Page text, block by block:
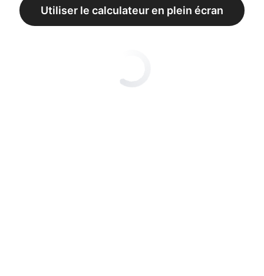
Utiliser le calculateur en plein écran